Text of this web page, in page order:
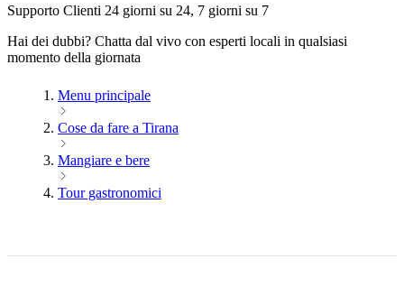
Supporto Clienti 24 giorni su 24, 7 giorni su 7
Hai dei dubbi? Chatta dal vivo con esperti locali in qualsiasi
momento della giornata
Menu principale
Cose da fare a Tirana
Mangiare e bere
Tour gastronomici